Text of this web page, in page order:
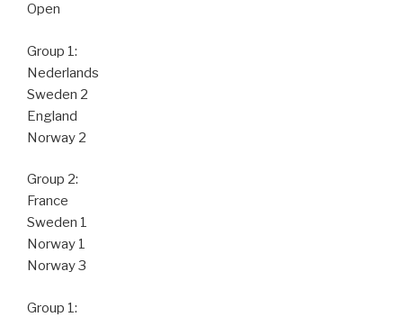
Open
Group 1:
Nederlands
Sweden 2
England
Norway 2
Group 2:
France
Sweden 1
Norway 1
Norway 3
Group 1: